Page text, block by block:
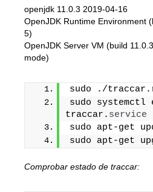
openjdk 11.0.3 2019-04-16
OpenJDK Runtime Environment
5)
OpenJDK Server VM (build
mode)
sudo ./traccar.
sudo systemctl
traccar. service
sudo apt-get
sudo apt-get
Comprobar estado de traccar: